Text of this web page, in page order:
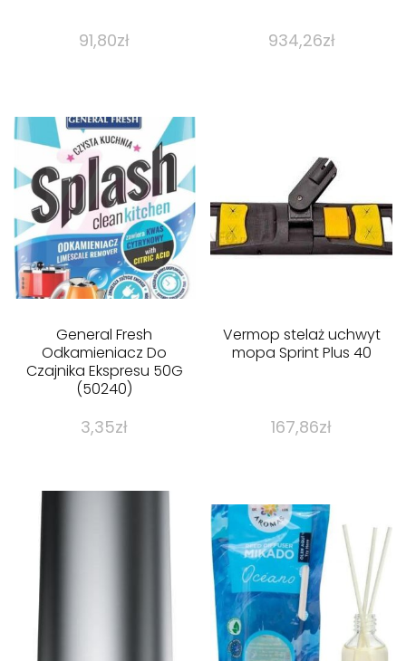
91,80zł 934,26zł
General Fresh
Odkamieniacz Do
Czajnika Ekspresu 50G
(50240)
3,35zł
Vermop stelaż uchwyt
mopa Sprint Plus 40
167,86zł